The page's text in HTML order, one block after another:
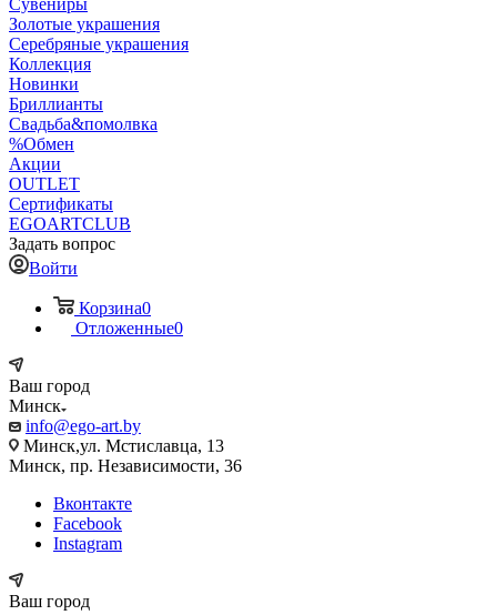
Сувениры
Золотые украшения
Серебряные украшения
Коллекция
Новинки
Бриллианты
Свадьба&помолвка
%Обмен
Акции
OUTLET
Сертификаты
EGOARTCLUB
Задать вопрос
Войти
Корзина0
Отложенные0
Ваш город
Минск
info@ego-art.by
Минск,ул. Мстиславца, 13
Минск, пр. Независимости, 36
Вконтакте
Facebook
Instagram
Ваш город